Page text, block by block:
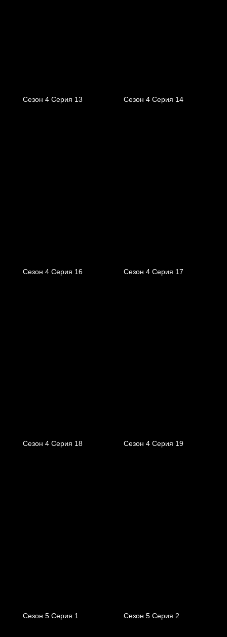
Сезон 4 Серия 13 Сезон 4 Серия 14
Сезон 4 Серия 16 Сезон 4 Серия 17
Сезон 4 Серия 18 Сезон 4 Серия 19
Сезон 5 Серия 1 Сезон 5 Серия 2